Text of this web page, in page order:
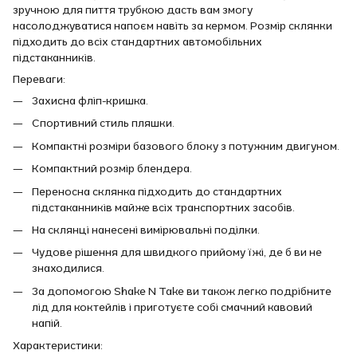
зручною для пиття трубкою дасть вам змогу
насолоджуватися напоєм навіть за кермом. Розмір склянки
підходить до всіх стандартних автомобільних
підстаканників.
Переваги:
Захисна фліп-кришка.
Спортивний стиль пляшки.
Компактні розміри базового блоку з потужним двигуном.
Компактний розмір блендера.
Переносна склянка підходить до стандартних
підстаканників майже всіх транспортних засобів.
На склянці нанесені вимірювальні поділки.
Чудове рішення для швидкого прийому їжі, де б ви не
знаходилися.
За допомогою Shake N Take ви також легко подрібните
лід для коктейлів і приготуєте собі смачний кавовий
напій.
Характеристики: